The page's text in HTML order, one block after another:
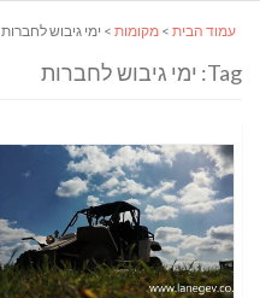
עמוד הבית > מקומות > ימי גיבוש לחברות
Tag: ימי גיבוש לחברות